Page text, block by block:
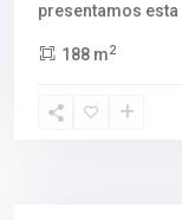
presentamos
188 m2